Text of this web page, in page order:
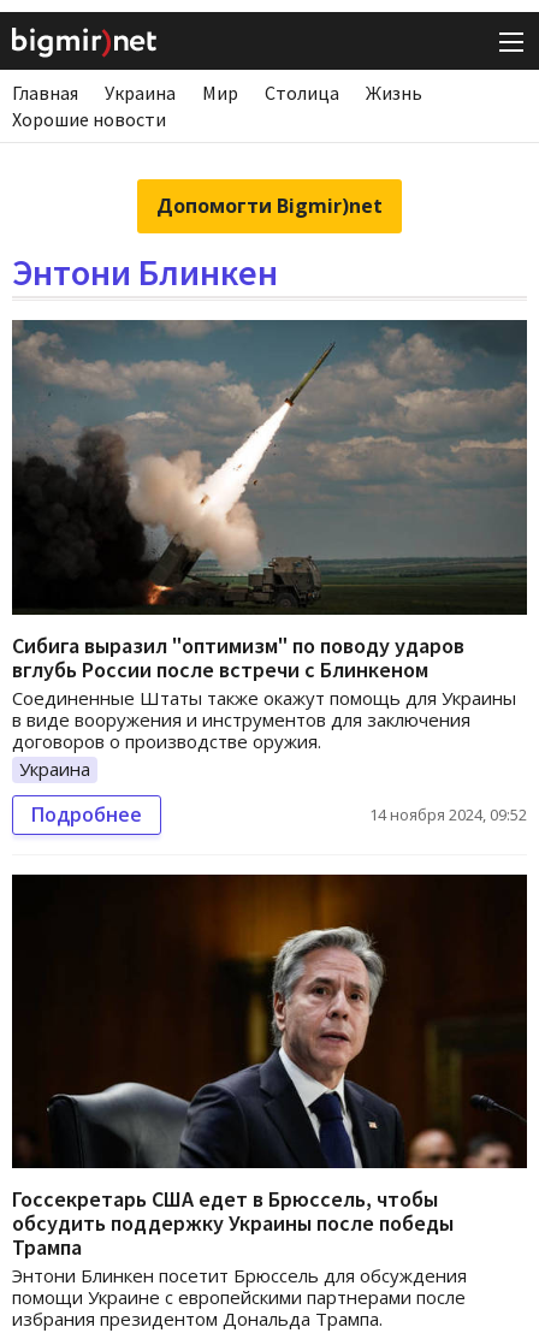
Главная Украина Мир Столица
Жизнь
Хорошие новости
Допомогти Bigmir)net
Энтони Блинкен
Сибига выразил "оптимизм" по поводу ударов
вглубь России после встречи с Блинкеном
Соединенные Штаты также окажут помощь для Украины
в виде вооружения и инструментов для заключения
договоров о производстве оружия.
Украина
Подробнее 14 ноября 2024, 09:52
Госсекретарь США едет в Брюссель, чтобы
обсудить поддержку Украины после победы
Трампа
Энтони Блинкен посетит Брюссель для обсуждения
помощи Украине с европейскими партнерами после
избрания президентом Дональда Трампа.